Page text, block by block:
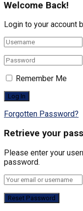
Welcome Back!
Login to your account
Remember Me
Forgotten Password?
Retrieve your
Please enter your
password.